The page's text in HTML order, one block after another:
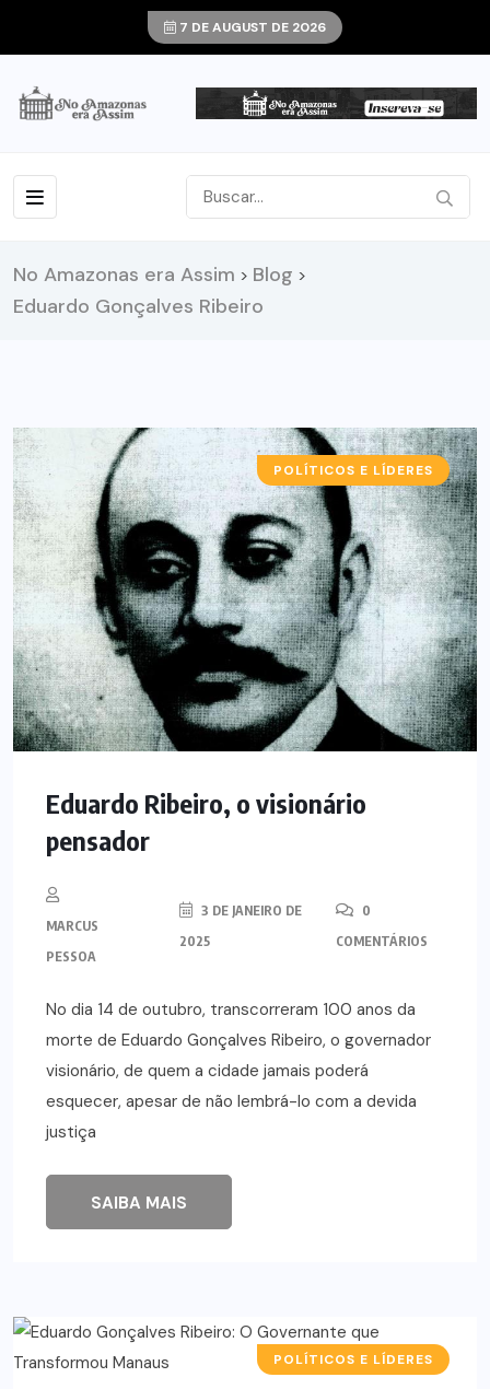
7 DE AUGUST DE 2026
No Amazonas era Assim > Blog >
Eduardo Gonçalves Ribeiro
POLÍTICOS E LÍDERES
Eduardo Ribeiro, o visionário
pensador
MARCUS
PESSOA
3 DE JANEIRO DE
2025
0
COMENTÁRIOS
No dia 14 de outubro, transcorreram 100 anos da
morte de Eduardo Gonçalves Ribeiro, o governador
visionário, de quem a cidade jamais poderá
esquecer, apesar de não lembrá-lo com a devida
justiça
SAIBA MAIS
POLÍTICOS E LÍDERES